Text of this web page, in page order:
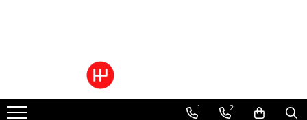
Pachete Cutie Automata
Pachete Cutie Manuala
Pachete Grup Diferential
1 2